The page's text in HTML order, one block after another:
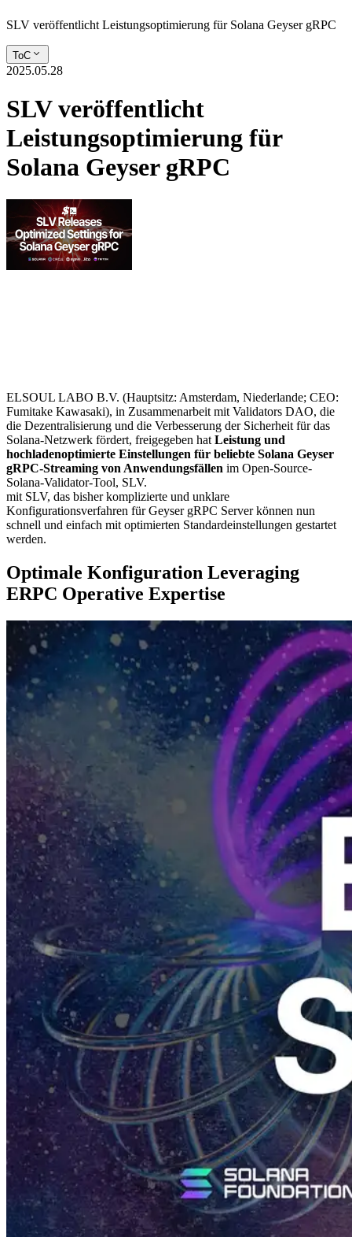
SLV veröffentlicht Leistungsoptimierung für Solana Geyser gRPC
ToC
2025.05.28
SLV veröffentlicht
Leistungsoptimierung für
Solana Geyser gRPC
ELSOUL LABO B.V. (Hauptsitz: Amsterdam, Niederlande; CEO:
Fumitake Kawasaki), in Zusammenarbeit mit Validators DAO, die
die Dezentralisierung und die Verbesserung der Sicherheit für das
Solana-Netzwerk fördert, freigegeben hat Leistung und
hochladenoptimierte Einstellungen für beliebte Solana Geyser
gRPC-Streaming von Anwendungsfällen im Open-Source-
Solana-Validator-Tool, SLV.
mit SLV, das bisher komplizierte und unklare
Konfigurationsverfahren für Geyser gRPC Server können nun
schnell und einfach mit optimierten Standardeinstellungen gestartet
werden.
Optimale Konfiguration Leveraging
ERPC Operative Expertise